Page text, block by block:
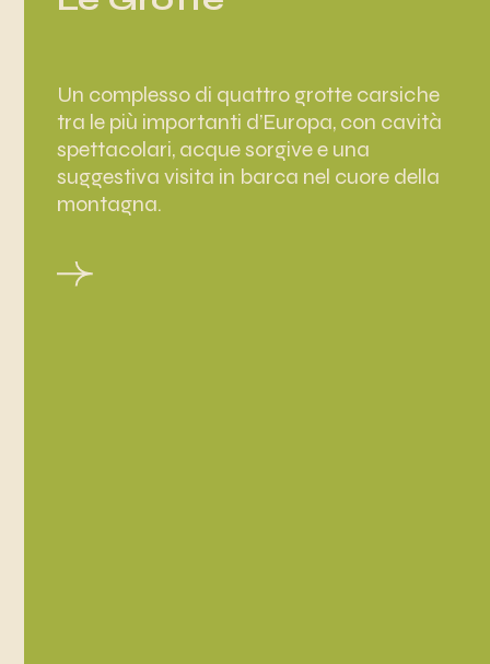
Un complesso di quattro grotte carsiche
tra le più importanti d’Europa, con cavità
spettacolari, acque sorgive e una
suggestiva visita in barca nel cuore della
montagna.